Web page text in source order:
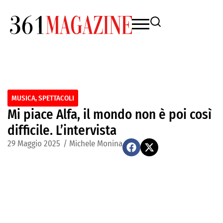
MUSICA,SPETTACOLI
Mi piace Alfa, il mondo non è poi così
difficile. L’intervista
29 Maggio 2025 / Michele Monina